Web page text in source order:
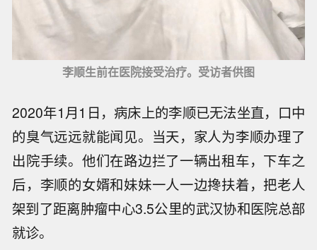
李顺生前在医院接受治疗。受访者供图
2020年1月1日，病床上的李顺已无法坐直，口中
的臭气远远就能闻见。当天，家人为李顺办理了
出院手续。他们在路边拦了一辆出租车，下车之
后，李顺的女婿和妹妹一人一边搀扶着，把老人
架到了距离肿瘤中心3.5公里的武汉协和医院总部
就诊。